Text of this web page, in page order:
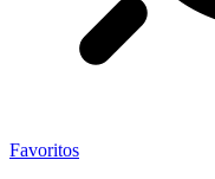
Favoritos